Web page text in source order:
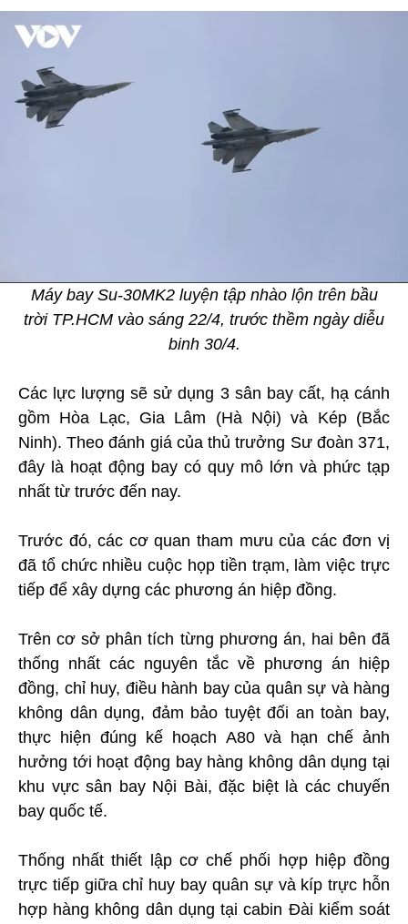
Máy bay Su-30MK2 luyện tập nhào lộn trên bầu
trời TP.HCM vào sáng 22/4, trước thềm ngày diễu
binh 30/4.
Các lực lượng sẽ sử dụng 3 sân bay cất, hạ cánh
gồm Hòa Lạc, Gia Lâm (Hà Nội) và Kép (Bắc
Ninh). Theo đánh giá của thủ trưởng Sư đoàn 371,
đây là hoạt động bay có quy mô lớn và phức tạp
nhất từ trước đến nay.
Trước đó, các cơ quan tham mưu của các đơn vị
đã tổ chức nhiều cuộc họp tiền trạm, làm việc trực
tiếp để xây dựng các phương án hiệp đồng.
Trên cơ sở phân tích từng phương án, hai bên đã
thống nhất các nguyên tắc về phương án hiệp
đồng, chỉ huy, điều hành bay của quân sự và hàng
không dân dụng, đảm bảo tuyệt đối an toàn bay,
thực hiện đúng kế hoạch A80 và hạn chế ảnh
hưởng tới hoạt động bay hàng không dân dụng tại
khu vực sân bay Nội Bài, đặc biệt là các chuyến
bay quốc tế.
Thống nhất thiết lập cơ chế phối hợp hiệp đồng
trực tiếp giữa chỉ huy bay quân sự và kíp trực hỗn
hợp hàng không dân dụng tại cabin Đài kiểm soát